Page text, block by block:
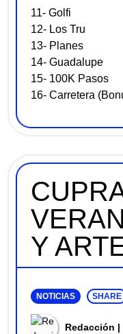
11- Golfi
12- Los Tru
13- Planes
14- Guadalupe
15- 100K Pasos
16- Carretera
Y
NOTICIAS SHARE
Redacción |